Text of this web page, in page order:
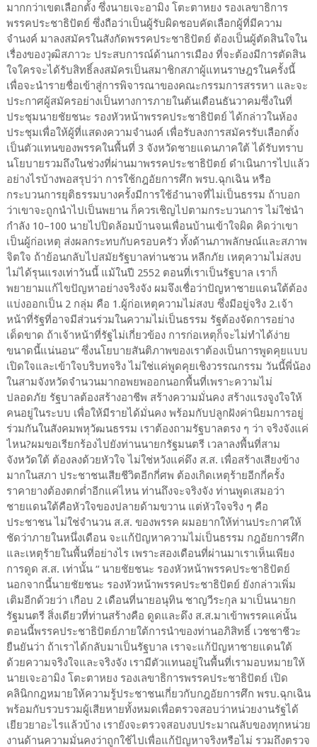
มากกว่าเขตเลือกตั้ง ซึ่งนายเจะอามิง โตะตาหยง รองเลขาธิการ
พรรคประชาธิปัตย์ ซึ่งถือว่าเป็นผู้รับผิดชอบคัดเลือกผู้ที่มีความ
จำนงค์ มาลงสมัครในสังกัดพรรคประชาธิปัตย์ ต้องเป็นผู้ตัดสินใจใน
เรื่องของวุฒิสภาวะ ประสบการณ์ด้านการเมือง ที่จะต้องมีการตัดสิน
ใจใครจะได้รับสิทธิ์ลงสมัครเป็นสมาชิกสภาผู้แทนราษฎรในครั้งนี้
เพื่อจะนำรายชื่อเข้าสู่การพิจารณาของคณะกรรมการสรรหา และจะ
ประกาศผู้สมัครอย่างเป็นทางการภายในต้นเดือนธันวาคมซึ่งในที่
ประชุมนายชัยชนะ รองหัวหน้าพรรคประชาธิปัตย์ ได้กล่าวในห้อง
ประชุมเพื่อให้ผู้ที่แสดงความจำนงค์ เพื่อรับลงการสมัครรับเลือกตั้ง
เป็นตัวแทนของพรรคในพื้นที่ 3 จังหวัดชายแดนภาคใต้ ได้รับทราบ
นโยบายรวมถึงในช่วงที่ผ่านมาพรรคประชาธิปัตย์ ดำเนินการไปแล้ว
อย่างไรบ้างพอสรุปว่า การใช้กฎอัยการศึก พรบ.ฉุกเฉิน หรือ
กระบวนการยุติธรรมบางครั้งมีการใช้อำนาจที่ไม่เป็นธรรม ถ้าบอก
ว่าเขาจะถูกนำไปเป็นพยาน ก็ควรเชิญไปตามกระบวนการ ไม่ใช่นำ
กำลัง 10–100 นายไปปิดล้อมบ้านจนเพื่อนบ้านเข้าใจผิด คิดว่าเขา
เป็นผู้ก่อเหตุ ส่งผลกระทบกับครอบครัว ทั้งด้านภาพลักษณ์และสภาพ
จิตใจ ถ้าย้อนกลับไปสมัยรัฐบาลท่านชวน หลีกภัย เหตุความไม่สงบ
ไม่ได้รุนแรงเท่าวันนี้ แม้ในปี 2552 ตอนที่เราเป็นรัฐบาล เราก็
พยายามแก้ไขปัญหาอย่างจริงจัง ผมจึงเชื่อว่าปัญหาชายแดนใต้ต้อง
แบ่งออกเป็น 2 กลุ่ม คือ 1.ผู้ก่อเหตุความไม่สงบ ซึ่งมีอยู่จริง 2.เจ้า
หน้าที่รัฐที่อาจมีส่วนร่วมในความไม่เป็นธรรม รัฐต้องจัดการอย่าง
เด็ดขาด ถ้าเจ้าหน้าที่รัฐไม่เกี่ยวข้อง การก่อเหตุก็จะไม่ทำได้ง่าย
ขนาดนี้แน่นอน“ ซึ่งนโยบายสันติภาพของเราต้องเป็นการพูดคุยแบบ
เปิดใจและเข้าใจบริบทจริง ไม่ใช่แค่พูดคุยเชิงวรรณกรรม วันนี้พี่น้อง
ในสามจังหวัดจำนวนมากอพยพออกนอกพื้นที่เพราะความไม่
ปลอดภัย รัฐบาลต้องสร้างอาชีพ สร้างความมั่นคง สร้างแรงจูงใจให้
คนอยู่ในระบบ เพื่อให้มีรายได้มั่นคง พร้อมกับปลูกฝังค่านิยมการอยู่
ร่วมกันในสังคมพหุวัฒนธรรม เราต้องถามรัฐบาลตรง ๆ ว่า จริงจังแค่
ไหน?ผมขอเรียกร้องไปยังท่านนายกรัฐมนตรี เวลาลงพื้นที่สาม
จังหวัดใต้ ต้องลงด้วยหัวใจ ไม่ใช่หวังแค่ดึง ส.ส. เพื่อสร้างเสียงข้าง
มากในสภา ประชาชนเสียชีวิตอีกกี่ศพ ต้องเกิดเหตุร้ายอีกกี่ครั้ง
ราคายางต้องตกต่ำอีกแค่ไหน ท่านถึงจะจริงจัง ท่านพูดเสมอว่า
ชายแดนใต้คือหัวใจของปลายด้ามขวาน แต่หัวใจจริง ๆ คือ
ประชาชน ไม่ใช่จำนวน ส.ส. ของพรรค ผมอยากให้ท่านประกาศให้
ชัดว่าภายในหนึ่งเดือน จะแก้ปัญหาความไม่เป็นธรรม กฎอัยการศึก
และเหตุร้ายในพื้นที่อย่างไร เพราะสองเดือนที่ผ่านมาเราเห็นเพียง
การดูด ส.ส. เท่านั้น “ นายชัยชนะ รองหัวหน้าพรรคประชาธิปัตย์
นอกจากนี้นายชัยชนะ รองหัวหน้าพรรคประชาธิปัตย์ ยังกล่าวเพิ่ม
เติมอีกด้วยว่า เกือบ 2 เดือนที่นายอนุทิน ชาญวีระกุล มาเป็นนายก
รัฐมนตรี สิ่งเดียวที่ท่านสร้างคือ ดูดและดึง ส.ส.มาเข้าพรรคแค่นั้น
ตอนนี้พรรคประชาธิปัตย์ภายใต้การนำของท่านอภิสิทธิ์ เวชชาชีวะ
ยืนยันว่า ถ้าเราได้กลับมาเป็นรัฐบาล เราจะแก้ปัญหาชายแดนใต้
ด้วยความจริงใจและจริงจัง เรามีตัวแทนอยู่ในพื้นที่เรามอบหมายให้
นายเจะอามิง โตะตาหยง รองเลขาธิการพรรคประชาธิปัตย์ เปิด
คลินิกกฎหมายให้ความรู้ประชาชนเกี่ยวกับกฎอัยการศึก พรบ.ฉุกเฉิน
พร้อมกับรวบรวมผู้เสียหายทั้งหมดเพื่อตรวจสอบว่าหน่วยงานรัฐได้
เยียวยาอะไรแล้วบ้าง เรายังจะตรวจสอบงบประมาณลับของทุกหน่วย
งานด้านความมั่นคงว่าถูกใช้ไปเพื่อแก้ปัญหาจริงหรือไม่ รวมถึงตรวจ